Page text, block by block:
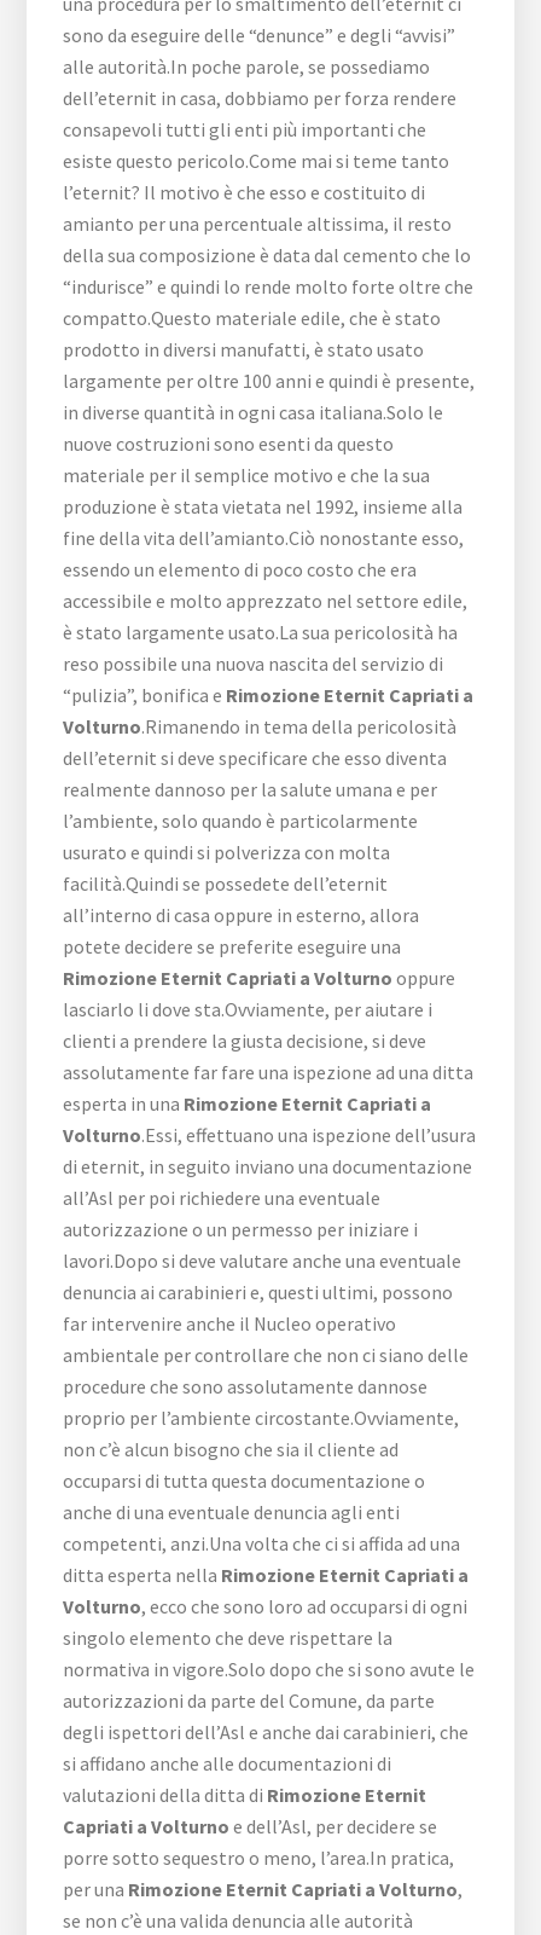
sono da eseguire delle “denunce” e degli “avvisi”
alle autorità.In poche parole, se possediamo
dell’eternit in casa, dobbiamo per forza rendere
consapevoli tutti gli enti più importanti che
esiste questo pericolo.Come mai si teme tanto
l’eternit? Il motivo è che esso e costituito di
amianto per una percentuale altissima, il resto
della sua composizione è data dal cemento che lo
“indurisce” e quindi lo rende molto forte oltre che
compatto.Questo materiale edile, che è stato
prodotto in diversi manufatti, è stato usato
largamente per oltre 100 anni e quindi è presente,
in diverse quantità in ogni casa italiana.Solo le
nuove costruzioni sono esenti da questo
materiale per il semplice motivo e che la sua
produzione è stata vietata nel 1992, insieme alla
fine della vita dell’amianto.Ciò nonostante esso,
essendo un elemento di poco costo che era
accessibile e molto apprezzato nel settore edile,
è stato largamente usato.La sua pericolosità ha
reso possibile una nuova nascita del servizio di
“pulizia”, bonifica e Rimozione Eternit Capriati a
Volturno.Rimanendo in tema della pericolosità
dell’eternit si deve specificare che esso diventa
realmente dannoso per la salute umana e per
l’ambiente, solo quando è particolarmente
usurato e quindi si polverizza con molta
facilità.Quindi se possedete dell’eternit
all’interno di casa oppure in esterno, allora
potete decidere se preferite eseguire una
Rimozione Eternit Capriati a Volturno oppure
lasciarlo li dove sta.Ovviamente, per aiutare i
clienti a prendere la giusta decisione, si deve
assolutamente far fare una ispezione ad una ditta
esperta in una Rimozione Eternit Capriati a
Volturno.Essi, effettuano una ispezione dell’usura
di eternit, in seguito inviano una documentazione
all’Asl per poi richiedere una eventuale
autorizzazione o un permesso per iniziare i
lavori.Dopo si deve valutare anche una eventuale
denuncia ai carabinieri e, questi ultimi, possono
far intervenire anche il Nucleo operativo
ambientale per controllare che non ci siano delle
procedure che sono assolutamente dannose
proprio per l’ambiente circostante.Ovviamente,
non c’è alcun bisogno che sia il cliente ad
occuparsi di tutta questa documentazione o
anche di una eventuale denuncia agli enti
competenti, anzi.Una volta che ci si affida ad una
ditta esperta nella Rimozione Eternit Capriati a
Volturno, ecco che sono loro ad occuparsi di ogni
singolo elemento che deve rispettare la
normativa in vigore.Solo dopo che si sono avute le
autorizzazioni da parte del Comune, da parte
degli ispettori dell’Asl e anche dai carabinieri, che
si affidano anche alle documentazioni di
valutazioni della ditta di Rimozione Eternit
Capriati a Volturno e dell’Asl, per decidere se
porre sotto sequestro o meno, l’area.In pratica,
per una Rimozione Eternit Capriati a Volturno,
se non c’è una valida denuncia alle autorità